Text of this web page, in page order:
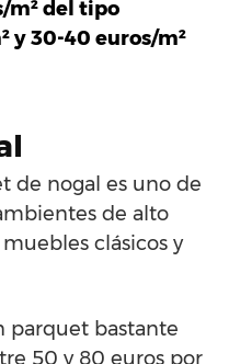
m² del tipo
y 30-40 euros/m²
de nogal es uno de
de alto
clásicos y
parquet bastante
50 y 80 euros por